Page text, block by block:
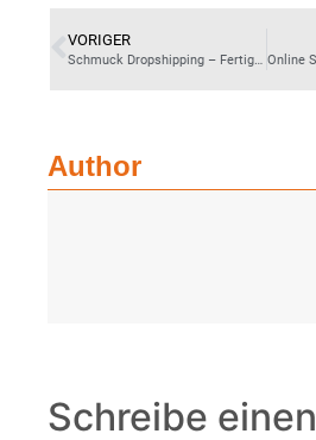
VORIGER
Schmuck Dropshipping – Fertiger Onlineshop von Lizenzo
Author
Schreibe einen